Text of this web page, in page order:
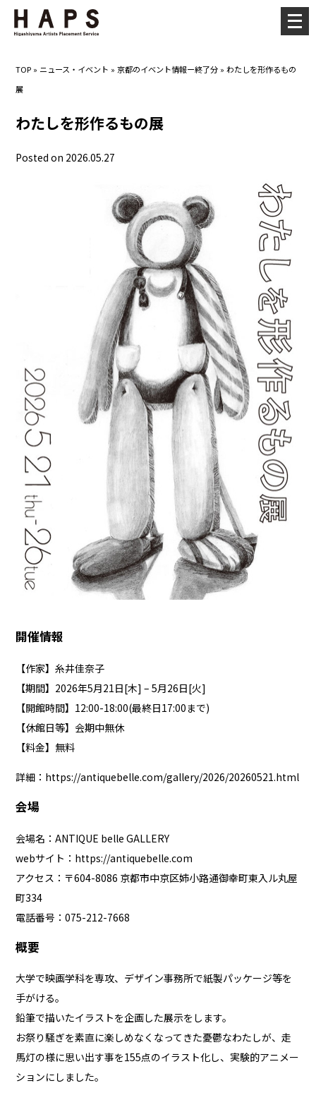
TOP » ニュース・イベント »京都のイベント情報ー終了分 »わたしを形作るもの
展
わたしを形作るもの展
Posted on 2026.05.27
開催情報
【作家】糸井佳奈子
【期間】2026年5月21日[木] – 5月26日[火]
【開館時間】12:00-18:00(最終日17:00まで)
【休館日等】会期中無休
【料金】無料
詳細： https://antiquebelle.com/gallery/2026/20260521.html
会場
会場名：ANTIQUE belle GALLERY
webサイト： https://antiquebelle.com
アクセス：〒604-8086 京都市中京区姉小路通御幸町東入ル丸屋
町334
電話番号：075-212-7668
概要
大学で映画学科を専攻、デザイン事務所で紙製パッケージ等を
手がける。
鉛筆で描いたイラストを企画した展示をします。
お祭り騒ぎを素直に楽しめなくなってきた憂鬱なわたしが、走
馬灯の様に思い出す事を155点のイラスト化し、実験的アニメー
ションにしました。
メ
ニ
ー